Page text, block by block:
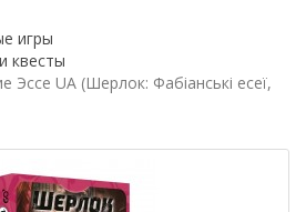
игры
квесты
Эссе UA (Шерлок: Фабіанські есеї,